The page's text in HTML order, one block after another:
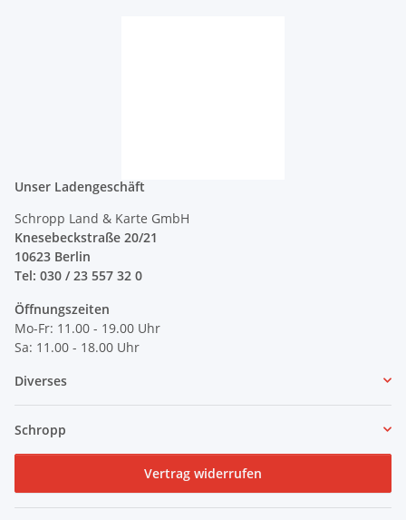
Unser Ladengeschäft
Schropp Land & Karte GmbH
Knesebeckstraße 20/21
10623 Berlin
Tel: 030 / 23 557 32 0
Öffnungszeiten
Mo-Fr: 11.00 - 19.00 Uhr
Sa: 11.00 - 18.00 Uhr
Diverses
Schropp
Vertrag widerrufen